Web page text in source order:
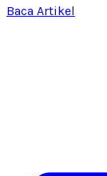
Baca Artikel